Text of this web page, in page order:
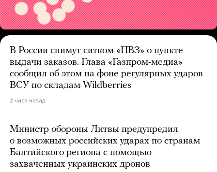
В России снимут ситком «ПВЗ» о пункте
выдачи заказов. Глава «Газпром-медиа»
сообщил об этом на фоне регулярных ударов
ВСУ по складам Wildberries
2 часа назад
Министр обороны Литвы предупредил
о возможных российских ударах по странам
Балтийского региона с помощью
захваченных украинских дронов